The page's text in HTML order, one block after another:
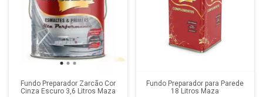
Fundo Preparador Zarcão Cor
Cinza Escuro 3,6 Litros Maza
Fundo Preparador para Parede
18 Litros Maza